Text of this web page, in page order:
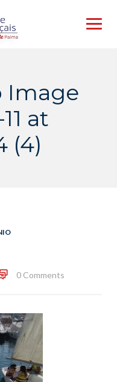
Image
at
(4)
0 Comments